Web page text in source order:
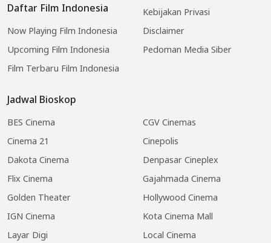
Daftar Film Indonesia
Now Playing Film Indonesia
Upcoming Film Indonesia
Film Terbaru Film Indonesia
Jadwal Bioskop
BES Cinema
CGV Cinemas
Cinema 21
Cinepolis
Dakota Cinema
Denpasar Cineplex
Flix Cinema
Gajahmada Cinema
Golden Theater
Hollywood Cinema
IGN Cinema
Kota Cinema Mall
Layar Digi
Local Cinema
Kebijakan Privasi
Disclaimer
Pedoman Media Siber